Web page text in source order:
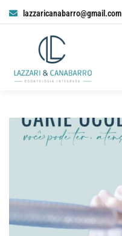
lazzaricanabarro@gmail.com